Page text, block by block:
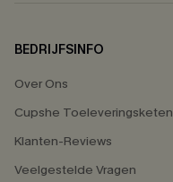
BEDRIJFSINFO
Over Ons
Cupshe Toeleveringsketen
Klanten-Reviews
Veelgestelde Vragen